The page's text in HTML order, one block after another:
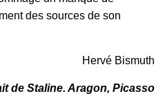
des sources de son
Hervé Bismuth
de Staline. Aragon, Picasso